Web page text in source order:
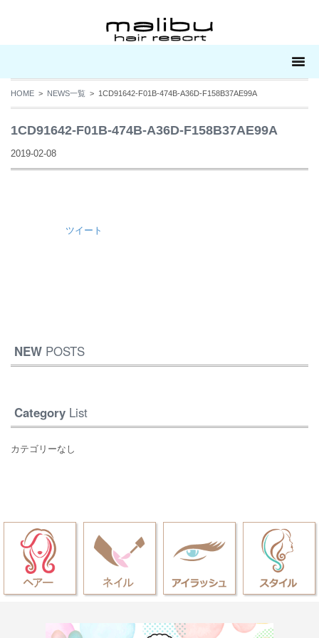
HOME > NEWS一覧 > 1CD91642-F01B-474B-A36D-F158B37AE99A
1CD91642-F01B-474B-A36D-F158B37AE99A
2019-02-08
ツイート
NEW POSTS
Category List
カテゴリーなし